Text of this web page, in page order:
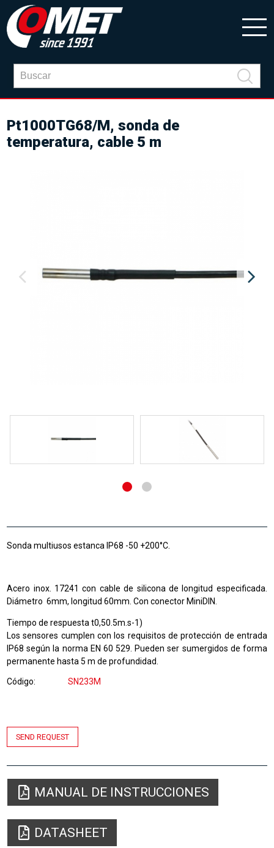
Pt1000TG68/M, sonda de
temperatura, cable 5 m
Sonda multiusos estanca IP68 -50 +200°C.
Acero inox. 17241 con cable de silicona de longitud especificada.
Diámetro 6mm, longitud 60mm. Con conector MiniDIN.
Tiempo de respuesta t0,50.5m.s-1)
Los sensores cumplen con los requisitos de protección de entrada
IP68 según la norma EN 60 529. Pueden ser sumergidos de forma
permanente hasta 5 m de profundidad.
Código SN233M
SEND REQUEST
MANUAL DE INSTRUCCIONES
DATASHEET